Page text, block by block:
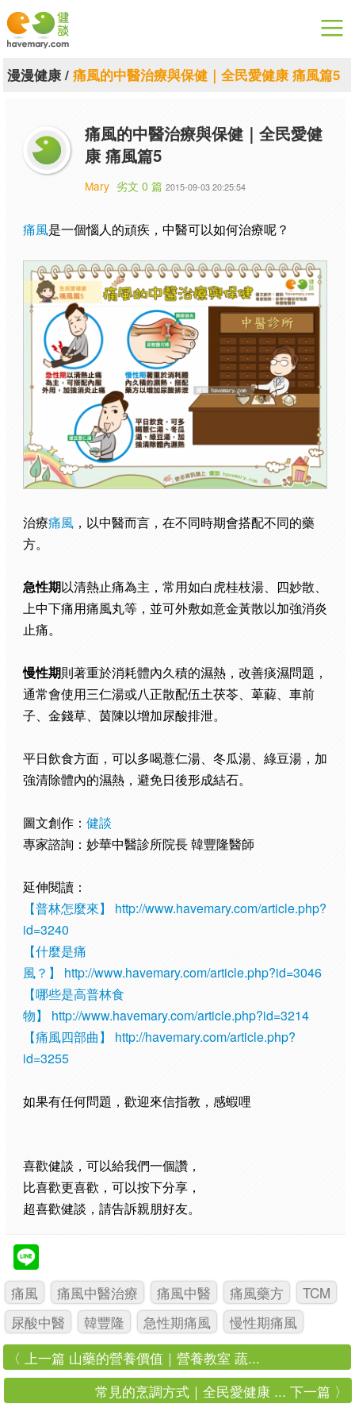
漫漫健康
關於健談
聯絡我們
漫漫健康/ 痛風的中醫治療與保健｜全民愛健康 痛風篇5
痛風的中醫治療與保健｜全民愛健
康 痛風篇5
Mary 劣文 0 篇 2015-09-03 20:25:54
痛風是一個惱人的頑疾，中醫可以如何治療呢？
治療痛風，以中醫而言，在不同時期會搭配不同的藥
方。
急性期以清熱止痛為主，常用如白虎桂枝湯、四妙散、
上中下痛用痛風丸等，並可外敷如意金黃散以加強消炎
止痛。
慢性期則著重於消耗體內久積的濕熱，改善痰濕問題，
通常會使用三仁湯或八正散配伍土茯苓、萆薢、車前
子、金錢草、茵陳以增加尿酸排泄。
平日飲食方面，可以多喝薏仁湯、冬瓜湯、綠豆湯，加
強清除體內的濕熱，避免日後形成結石。
圖文創作： 健談
專家諮詢：妙華中醫診所院長 韓豐隆醫師
延伸閱讀：
【普林怎麼來】
http://www.havemary.com/article.php?
id=3240
【什麼是痛
風？】
http://www.havemary.com/article.php?id=3046
【哪些是高普林食
物】
http://www.havemary.com/article.php?id=3214
【痛風四部曲】
http://havemary.com/article.php?
id=3255
如果有任何問題，歡迎來信指教，感蝦哩
喜歡健談，可以給我們一個讚，
比喜歡更喜歡，可以按下分享，
超喜歡健談，請告訴親朋好友。
痛風 痛風中醫治療 痛風中醫 痛風藥方
TCM
尿酸中醫
韓豐隆 急性期痛風
慢性期痛風
〈 上一篇 山藥的營養價值｜營養教室 蔬...
常見的烹調方式｜全民愛健康 ... 下一篇 〉